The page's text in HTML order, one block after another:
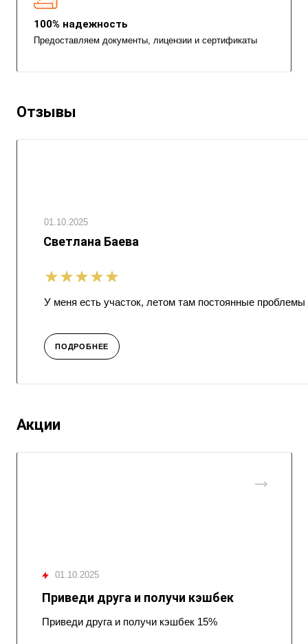
100% надежность
Предоставляем документы, лицензии и сертификаты
Отзывы
01.10.2025
Светлана Баева
У меня есть участок, летом там постоянные
ПОДРОБНЕЕ
Акции
01.10.2025
Приведи друга и получи кэшбек
Приведи друга и получи кэшбек 15%